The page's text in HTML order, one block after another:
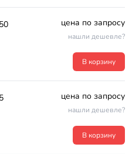
цена по запросу
нашли дешевле?
В корзину
цена по запросу
нашли дешевле?
В корзину